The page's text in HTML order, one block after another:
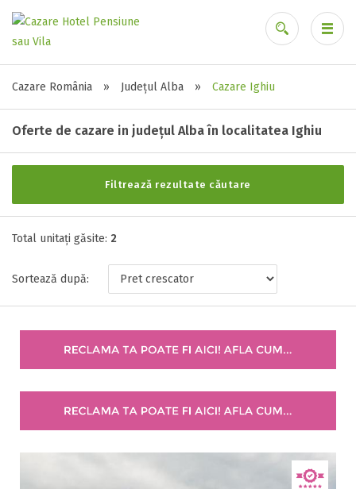
Cazare România » Județul Alba » Cazare Ighiu
Oferte de cazare in județul Alba în localitatea Ighiu
Filtrează rezultate căutare
Alte tipuri de unități
Motel ( 1 )
Stele / margarete
1 stea / margareta
2 stele / margarete
Pret: 0-2000LEI
Total unitați găsite: 2
Sortează după: